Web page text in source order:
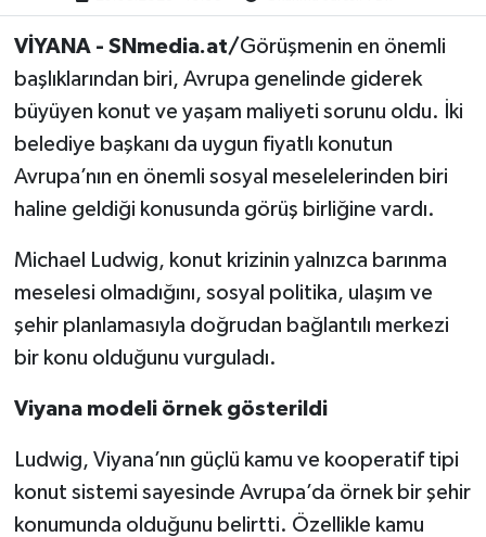
VİYANA - SNmedia.at/Görüşmenin en önemli
başlıklarından biri, Avrupa genelinde giderek
büyüyen konut ve yaşam maliyeti sorunu oldu. İki
belediye başkanı da uygun fiyatlı konutun
Avrupa’nın en önemli sosyal meselelerinden biri
haline geldiği konusunda görüş birliğine vardı.
Michael Ludwig, konut krizinin yalnızca barınma
meselesi olmadığını, sosyal politika, ulaşım ve
şehir planlamasıyla doğrudan bağlantılı merkezi
bir konu olduğunu vurguladı.
Viyana modeli örnek gösterildi
Ludwig, Viyana’nın güçlü kamu ve kooperatif tipi
konut sistemi sayesinde Avrupa’da örnek bir şehir
konumunda olduğunu belirtti. Özellikle kamu